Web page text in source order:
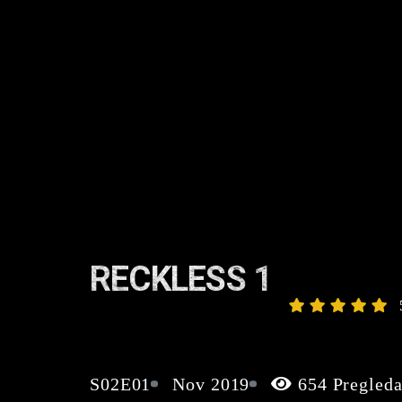
RECKLESS 1
S02E01 Nov 2019 654 Pregleda